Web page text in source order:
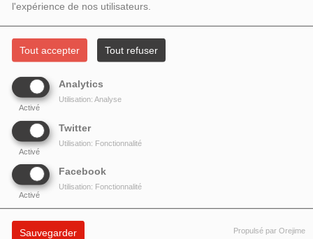
l'expérience de nos utilisateurs.
Tout accepter Tout refuser
Analytics
Activé
Utilisation: Analyse
Twitter
Activé
Utilisation: Fonctionnalité
Facebook
Activé
Utilisation: Fonctionnalité
Sauvegarder Propulsé par Orejime